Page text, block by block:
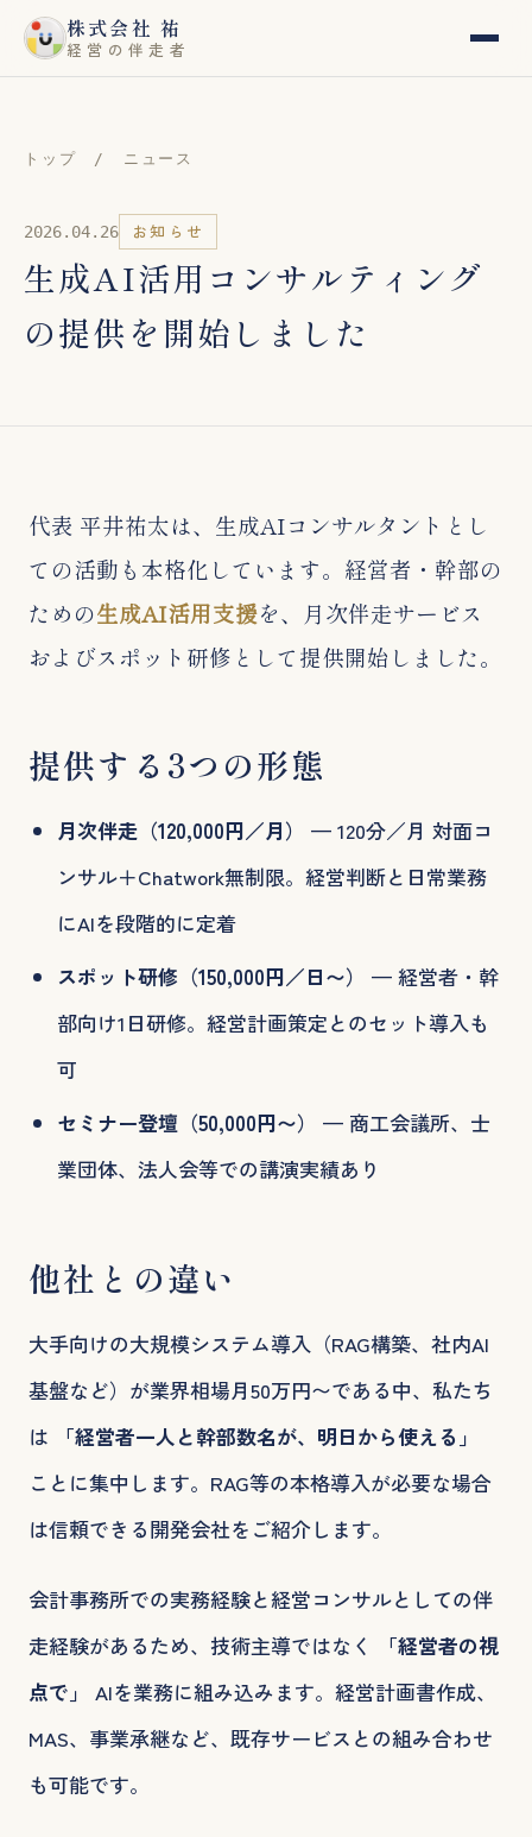
株式会社 祐
経営の伴走者
トップ / ニュース
2026.04.26 お知らせ
生成AI活用コンサルティング
の提供を開始しました
代表 平井祐太は、生成AIコンサルタントとし
ての活動も本格化しています。経営者・幹部の
ための生成AI活用支援を、月次伴走サービス
およびスポット研修として提供開始しました。
提供する3つの形態
月次伴走（120,000円／月）
— 120分／月 対面コ
ンサル＋Chatwork無制限。経営判断と日常業務
にAIを段階的に定着
スポット研修（150,000円／日〜）
— 経営者・幹
部向け1日研修。経営計画策定とのセット導入も
可
セミナー登壇（50,000円〜）
— 商工会議所、士
業団体、法人会等での講演実績あり
他社との違い
大手向けの大規模システム導入（RAG構築、社内AI
基盤など）が業界相場月50万円〜である中、私たち
は
「経営者一人と幹部数名が、明日から使える」
ことに集中します。RAG等の本格導入が必要な場合
は信頼できる開発会社をご紹介します。
会計事務所での実務経験と経営コンサルとしての伴
走経験があるため、技術主導ではなく
「経営者の視
点で」 AIを業務に組み込みます。経営計画書作成、
MAS、事業承継など、既存サービスとの組み合わせ
も可能です。